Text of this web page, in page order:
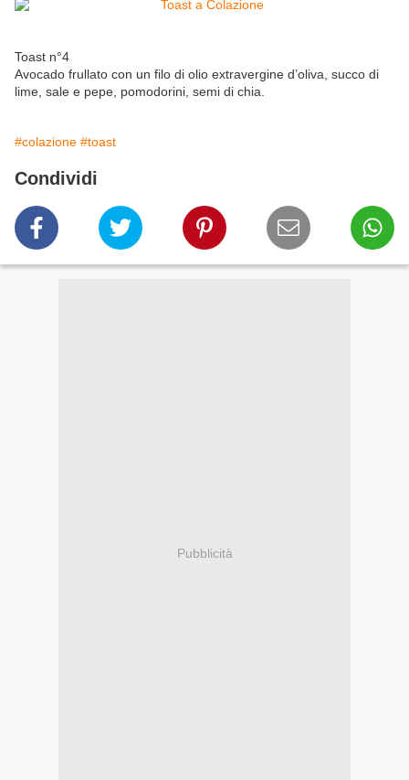
Toast n°4
Avocado frullato con un filo di olio extravergine d’oliva, succo di
lime, sale e pepe, pomodorini, semi di chia.
#colazione #toast
Condividi
Pubblicità